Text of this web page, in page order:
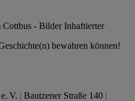
bewahren können!
V. | Bautzener Straße 140 |